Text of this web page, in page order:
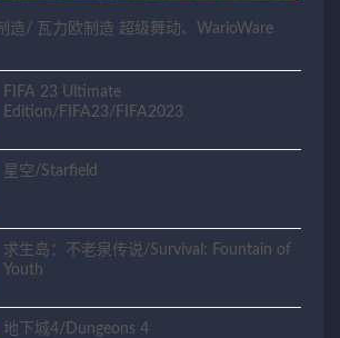
造/ 瓦力欧制造 超级舞动、WarioWare
FIFA 23 Ultimate
Edition/FIFA23/FIFA2023
星空/Starfield
求生岛：不老泉传说/Survival: Fountain of
Youth
地下城4/Dungeons 4